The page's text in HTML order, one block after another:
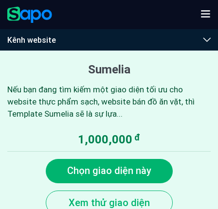
Kênh website
Sumelia
Nếu bạn đang tìm kiếm một giao diện tối ưu cho
website thực phẩm sạch, website bán đồ ăn vặt, thì
Template Sumelia sẽ là sự lựa...
1,000,000đ
Chọn giao diện này
Xem thử giao diện